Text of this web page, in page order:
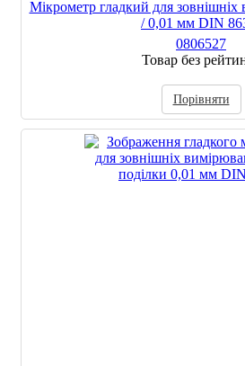
Мікрометр гладкий для
/ 0,01 мм DIN
0806527
Товар без
Порівняти